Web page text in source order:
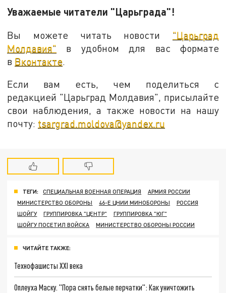
Уважаемые читатели "Царьграда"!
Вы можете читать новости "Царьград
Молдавия" в удобном для вас формате
в Вконтакте
Если вам есть, чем поделиться с
редакцией "Царьград Молдавия", присылайте
свои наблюдения, а также новости на нашу
почту: tsargrad.moldova@yandex.ru
ТЕГИ: СПЕЦИАЛЬНАЯ ВОЕННАЯ ОПЕРАЦИЯ
АРМИЯ РОССИИ
МИНИСТЕРСТВО ОБОРОНЫ
46-Е ЦНИИ МИНОБОРОНЫ
РОССИЯ
ШОЙГУ
ГРУППИРОВКА "ЦЕНТР"
ГРУППИРОВКА "ЮГ"
ШОЙГУ ПОСЕТИЛ ВОЙСКА
МИНИСТЕРСТВО ОБОРОНЫ РОССИИ
ЧИТАЙТЕ ТАКЖЕ:
Технофашисты XXI века
Оплеуха Маску. "Пора снять белые перчатки": Как уничтожить